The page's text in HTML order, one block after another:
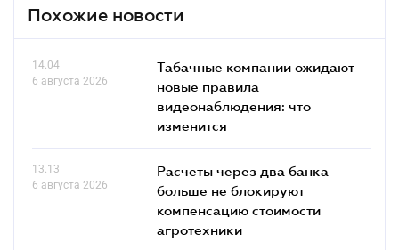
Похожие новости
14.04
6 августа 2026
Табачные компании ожидают
новые правила
видеонаблюдения: что
изменится
13.13
6 августа 2026
Расчеты через два банка
больше не блокируют
компенсацию стоимости
агротехники